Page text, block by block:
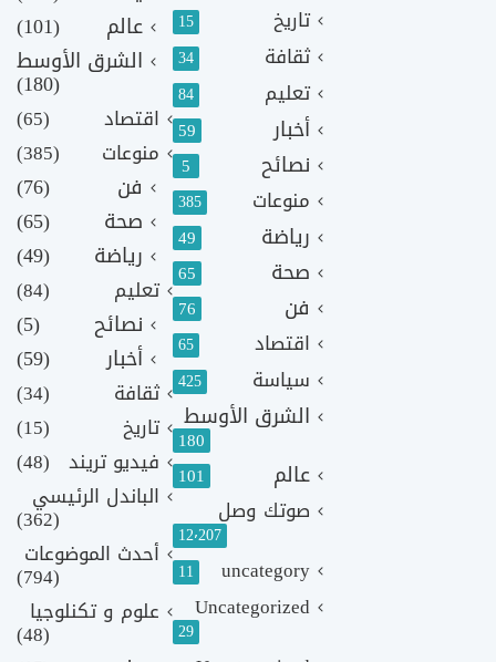
تاريخ 15
ثقافة 34
تعليم 84
أخبار 59
نصائح 5
منوعات 385
رياضة 49
صحة 65
فن 76
اقتصاد 65
سياسة 425
الشرق الأوسط
180
عالم 101
صوتك وصل
12٬207
uncategory
11
Uncategorized
29
عالم
(101)
الشرق الأوسط
(180)
اقتصاد
(65)
منوعات
(385)
فن
(76)
صحة
(65)
رياضة
(49)
تعليم (84)
نصائح
(5)
أخبار
(59)
ثقافة
(34)
تاريخ
(15)
فيديو تريند (48)
الباندل الرئيسي
(362)
أحدث الموضوعات
(794)
علوم و تكنلوجيا
(48)